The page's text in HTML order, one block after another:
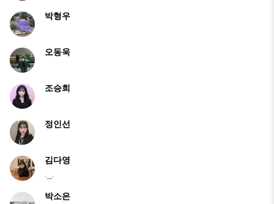
박형우
오동욱
조승희
정인선
김다영
박소은